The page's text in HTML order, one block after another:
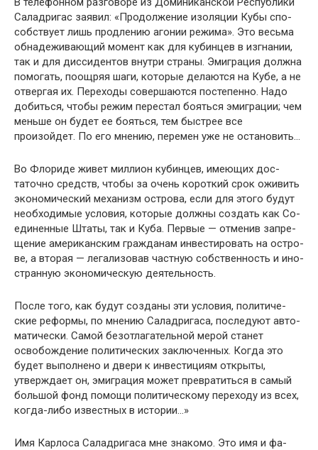
Саладригас заявил: «Продолжение изоляции Кубы спо­
собствует лишь продлению агонии режима». Это весьма
обнадеживающий момент как для кубинцев в изгнании,
так и для диссидентов внутри страны. Эмиграция долж­на
помогать, поощряя шаги, которые делаются на Кубе, а не
отвергая их. Переходы совершаются постепенно. Надо
добиться, чтобы режим перестал бояться эмиграции; чем
меньше он будет ее бояться, тем быстрее все
произойдет. По его мнению, перемен уже не остановить…
Во Флориде живет миллион кубинцев, имеющих дос­
таточно средств, чтобы за очень короткий срок оживить
экономический механизм острова, если для этого будут
необходимые условия, которые должны создать как Со­
единенные Штаты, так и Куба. Первые — отменив запре­
щение американским гражданам инвестировать на остро­
ве, а вторая — легализовав частную собственность и ино­
странную экономическую деятельность.
После того, как будут созданы эти условия, политиче­
ские реформы, по мнению Саладригаса, последуют авто­
матически. Самой безотлагательной мерой станет
освобо­ждение политических заключенных. Когда это
будет вы­полнено и двери к инвестициям открыты,
утверждает он, эмиграция может превратиться в самый
большой фонд по­мощи политическому переходу из всех,
когда-либо извест­ных в истории…»
Имя Карлоса Саладригаса мне знакомо. Это имя и фа­